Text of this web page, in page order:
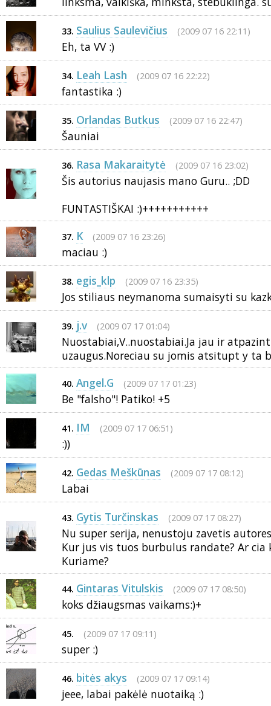
33. Saulius Saulevičius (2009 07 16 22:11)
Eh, ta VV :)
34. Leah Lash (2009 07 16 22:22)
fantastika :)
35. Orlandas Butkus (2009 07 16 22:47)
Šauniai
36. Rasa Makaraitytė (2009 07 16 23:02)
Šis autorius naujasis mano Guru.. ;DD
FUNTASTIŠKAI :)+++++++++++
37. K (2009 07 16 23:26)
maciau :)
38. egis_klp (2009 07 16 23:35)
Jos stiliaus neymanoma sumaisyti su
39. j.v (2009 07 17 01:04)
Nuostabiai,V..nuostabiai.Ja jau ir
uzaugus.Noreciau su jomis atsitupt y ta
40. Angel.G (2009 07 17 01:23)
Be "falsho"! Patiko! +5
41. IM (2009 07 17 06:51)
:))
42. Gedas Meškūnas (2009 07 17 08:12)
Labai
43. Gytis Turčinskas (2009 07 17 08:27)
Nu super serija, nenustoju zavetis
Kur jus vis tuos burbulus randate? Ar cia
Kuriame?
44. Gintaras Vitulskis (2009 07 17 08:50)
koks džiaugsmas vaikams:)+
45. (2009 07 17 09:11)
super :)
46. bitės akys (2009 07 17 09:14)
jeee, labai pakėlė nuotaiką :)